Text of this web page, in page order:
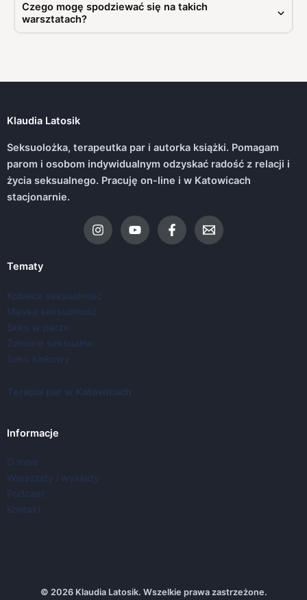
Czego mogę spodziewać się na takich
warsztatach?
Klaudia Latosik
Seksuolożka, terapeutka par i autorka książki. Pomagam
parom i osobom indywidualnym odzyskać radość z relacji i
życia seksualnego. Pracuję on-line i w Katowicach
stacjonarnie.
Tematy
Kobieca seksualność
Męska seksualność
Seks w parze
Zdrowie seksualne
Seks kinkowy
Terapia par w Katowicach
Informacje
O mnie
Warsztaty i wykłady
Podcast
Kontakt
© 2026 Klaudia Latosik. Wszelkie prawa zastrzeżone.